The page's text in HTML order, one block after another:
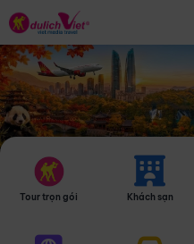
Tour trọn gói Khách sạn